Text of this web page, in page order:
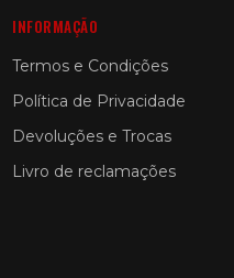
INFORMAÇÃO
Termos e Condições
Política de Privacidade
Devoluções e Trocas
Livro de reclamações